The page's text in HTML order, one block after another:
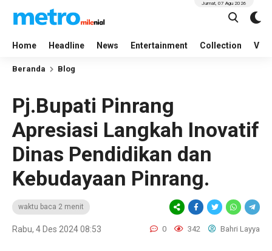
Home Headline News Entertainment Collection
Jumat, 07 Agu 2026
Beranda Blog
Pj.Bupati Pinrang
Apresiasi Langkah Inovatif
Dinas Pendidikan dan
Kebudayaan Pinrang.
waktu baca 2 menit
Rabu, 4 Des 2024 08:53 0 342 Bahri Layya